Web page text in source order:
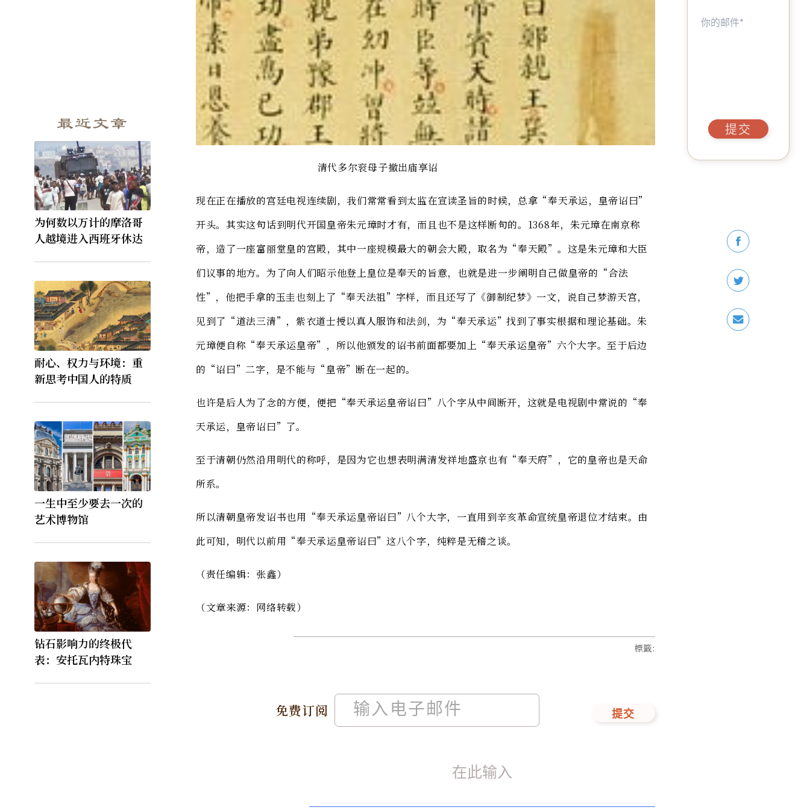
最近文章
为何数以万计的摩洛哥
人越境进入西班牙休达
耐心、权力与环境：重
新思考中国人的特质
一生中至少要去一次的
艺术博物馆
钻石影响力的终极代
表：安托瓦内特珠宝
清代多尔衮母子撤出庙享诏
现在正在播放的宫廷电视连续剧，我们常常看到太监在宣读圣旨的时候，总拿“奉天承运，皇帝诏曰”
开头。其实这句话到明代开国皇帝朱元璋时才有，而且也不是这样断句的。1368年，朱元璋在南京称
帝，造了一座富丽堂皇的宫殿，其中一座规模最大的朝会大殿，取名为“奉天殿”。这是朱元璋和大臣
们议事的地方。为了向人们昭示他登上皇位是奉天的旨意，也就是进一步阐明自己做皇帝的“合法
性”，他把手拿的玉圭也刻上了“奉天法祖”字样，而且还写了《御制纪梦》一文，说自己梦游天宫，
见到了“道法三清”，紫衣道士授以真人服饰和法剑，为“奉天承运”找到了事实根据和理论基础。朱
元璋便自称“奉天承运皇帝”，所以他颁发的诏书前面都要加上“奉天承运皇帝”六个大字。至于后边
的“诏曰”二字，是不能与“皇帝”断在一起的。
也许是后人为了念的方便，便把“奉天承运皇帝诏曰”八个字从中间断开，这就是电视剧中常说的“奉
天承运，皇帝诏曰”了。
至于清朝仍然沿用明代的称呼，是因为它也想表明满清发祥地盛京也有“奉天府”，它的皇帝也是天命
所系。
所以清朝皇帝发诏书也用“奉天承运皇帝诏曰”八个大字，一直用到辛亥革命宣统皇帝退位才结束。由
此可知，明代以前用“奉天承运皇帝诏曰”这八个字，纯粹是无稽之谈。
（责任编辑：张鑫）
（文章来源：网络转载）
免费订阅 提交
標籤:
提交